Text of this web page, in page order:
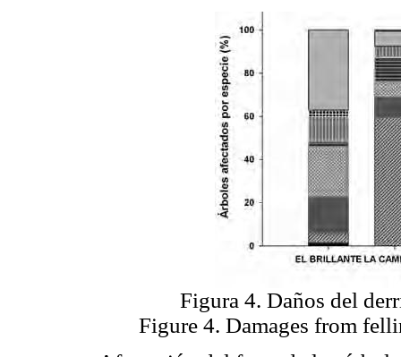
Figura 4. Daños del
Figure 4. Damages from